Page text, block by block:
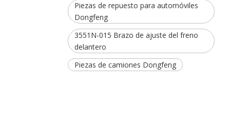
Piezas de repuesto para automóviles
Dongfeng
3551N-015 Brazo de ajuste del freno
delantero
Piezas de camiones Dongfeng